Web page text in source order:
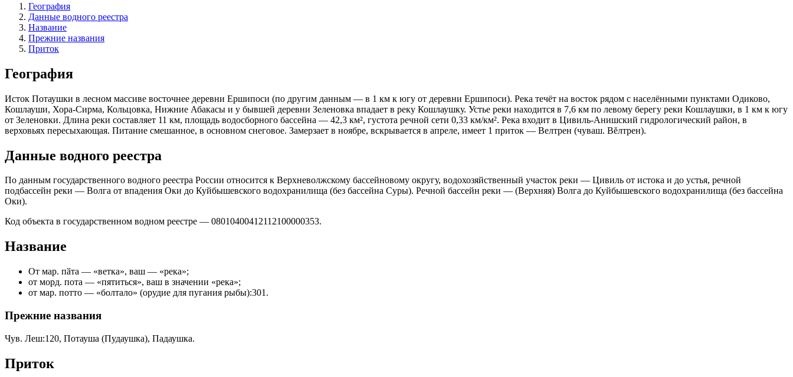
География
Данные водного реестра
Название
Прежние названия
Приток
География
Исток Потаушки в лесном массиве восточнее деревни Ершипоси (по другим данным — в 1 км к югу от деревни Ершипоси). Река течёт на восток рядом с населёнными пунктами Одиково,
Кошлауши, Хора-Сирма, Кольцовка, Нижние Абакасы и у бывшей деревни Зеленовка впадает в реку Кошлаушку. Устье реки находится в 7,6 км по левому берегу реки Кошлаушки, в 1 км к югу
от Зеленовки. Длина реки составляет 11 км, площадь водосборного бассейна — 42,3 км², густота речной сети 0,33 км/км². Река входит в Цивиль-Анишский гидрологический район, в
верховьях пересыхающая. Питание смешанное, в основном снеговое. Замерзает в ноябре, вскрывается в апреле, имеет 1 приток — Велтрен (чуваш. Вĕлтрен).
Данные водного реестра
По данным государственного водного реестра России относится к Верхневолжскому бассейновому округу, водохозяйственный участок реки — Цивиль от истока и до устья, речной
подбассейн реки — Волга от впадения Оки до Куйбышевского водохранилища (без бассейна Суры). Речной бассейн реки — (Верхняя) Волга до Куйбышевского водохранилища (без бассейна
Оки).
Код объекта в государственном водном реестре — 08010400412112100000353.
Название
От мар. пӑта — «ветка», ваш — «река»;
от морд. пота — «пятиться», ваш в значении «река»;
от мар. потто — «болтало» (орудие для пугания рыбы):301.
Прежние названия
Чув. Леш:120, Потауша (Пудаушка), Падаушка.
Приток